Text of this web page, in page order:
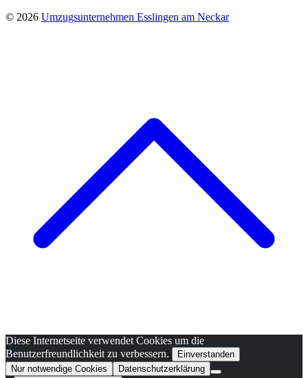
© 2026 Umzugsunternehmen Esslingen am Neckar
Diese Internetseite verwendet Cookies um die
Benutzerfreundlichkeit zu verbessern.
Einverstanden
Nur notwendige Cookies
Datenschutzerklärung